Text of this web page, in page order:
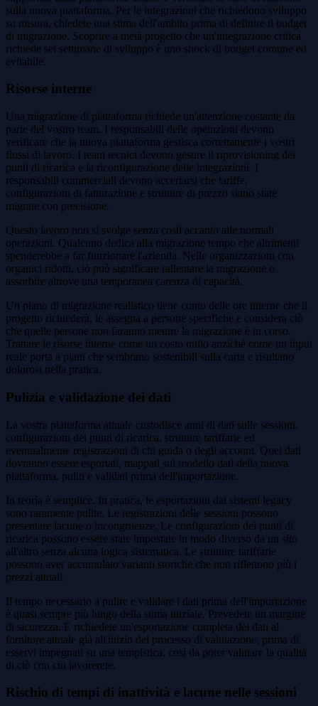
sulla nuova piattaforma. Per le integrazioni che richiedono sviluppo
su misura, chiedete una stima dell'ambito prima di definire il budget
di migrazione. Scoprire a metà progetto che un'integrazione critica
richiede sei settimane di sviluppo è uno shock di budget comune ed
evitabile.
Risorse interne
Una migrazione di piattaforma richiede un'attenzione costante da
parte del vostro team. I responsabili delle operazioni devono
verificare che la nuova piattaforma gestisca correttamente i vostri
flussi di lavoro. I team tecnici devono gestire il riprovisioning dei
punti di ricarica e la riconfigurazione delle integrazioni. I
responsabili commerciali devono accertarsi che tariffe,
configurazioni di fatturazione e strutture di prezzo siano state
migrate con precisione.
Questo lavoro non si svolge senza costi accanto alle normali
operazioni. Qualcuno dedica alla migrazione tempo che altrimenti
spenderebbe a far funzionare l'azienda. Nelle organizzazioni con
organici ridotti, ciò può significare rallentare la migrazione o
assorbire altrove una temporanea carenza di capacità.
Un piano di migrazione realistico tiene conto delle ore interne che il
progetto richiederà, le assegna a persone specifiche e considera ciò
che quelle persone non faranno mentre la migrazione è in corso.
Trattare le risorse interne come un costo nullo anziché come un input
reale porta a piani che sembrano sostenibili sulla carta e risultano
dolorosi nella pratica.
Pulizia e validazione dei dati
La vostra piattaforma attuale custodisce anni di dati sulle sessioni,
configurazioni dei punti di ricarica, strutture tariffarie ed
eventualmente registrazioni di chi guida o degli account. Quei dati
dovranno essere esportati, mappati sul modello dati della nuova
piattaforma, puliti e validati prima dell'importazione.
In teoria è semplice. In pratica, le esportazioni dai sistemi legacy
sono raramente pulite. Le registrazioni delle sessioni possono
presentare lacune o incongruenze. Le configurazioni dei punti di
ricarica possono essere state impostate in modo diverso da un sito
all'altro senza alcuna logica sistematica. Le strutture tariffarie
possono aver accumulato varianti storiche che non riflettono più i
prezzi attuali.
Il tempo necessario a pulire e validare i dati prima dell'importazione
è quasi sempre più lungo della stima iniziale. Prevedete un margine
di sicurezza. E richiedete un'esportazione completa dei dati al
fornitore attuale già all'inizio del processo di valutazione, prima di
esservi impegnati su una tempistica, così da poter valutare la qualità
di ciò con cui lavorerete.
Rischio di tempi di inattività e lacune nelle sessioni